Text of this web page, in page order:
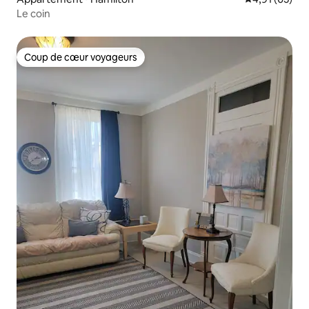
Le coin
Coup de cœur voyageurs
Coup de cœur voyageurs